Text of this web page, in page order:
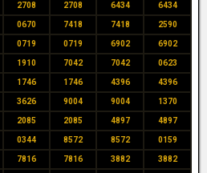
2708 2708 6434 6434
0670 7418 7418 2590
0719 0719 6902 6902
1910 7042 7042 0623
1746 1746 4396 4396
3626 9004 9004 1370
2085 2085 4897 4897
0344 8572 8572 0159
7816 7816 3882 3882